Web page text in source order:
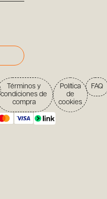
Términos y
condiciones de
compra
Política
de
cookies
FAQ